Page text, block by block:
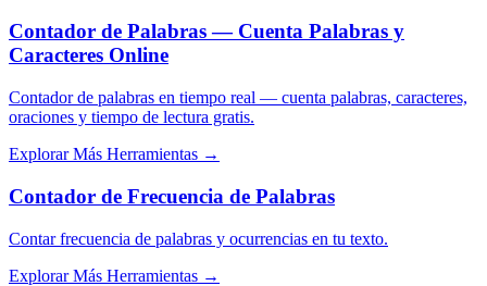
Contador de Palabras — Cuenta Palabras y
Caracteres Online
Contador de palabras en tiempo real — cuenta palabras, caracteres,
oraciones y tiempo de lectura gratis.
Explorar Más Herramientas →
Contador de Frecuencia de Palabras
Contar frecuencia de palabras y ocurrencias en tu texto.
Explorar Más Herramientas →